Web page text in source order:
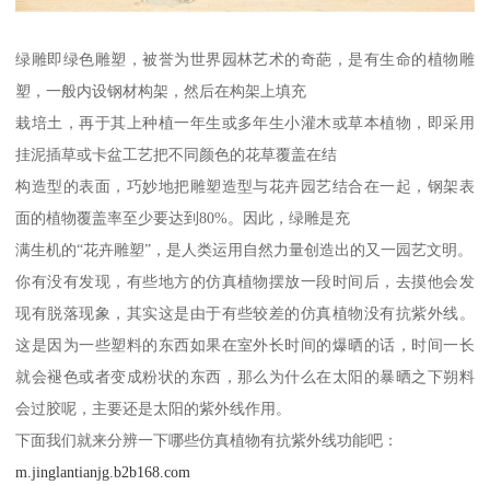
绿雕即绿色雕塑，被誉为世界园林艺术的奇葩，是有生命的植物雕
塑，一般内设钢材构架，然后在构架上填充
栽培土，再于其上种植一年生或多年生小灌木或草本植物，即采用
挂泥插草或卡盆工艺把不同颜色的花草覆盖在结
构造型的表面，巧妙地把雕塑造型与花卉园艺结合在一起，钢架表
面的植物覆盖率至少要达到80%。因此，绿雕是充
满生机的“花卉雕塑”，是人类运用自然力量创造出的又一园艺文明。
你有没有发现，有些地方的仿真植物摆放一段时间后，去摸他会发
现有脱落现象，其实这是由于有些较差的仿真植物没有抗紫外线。
这是因为一些塑料的东西如果在室外长时间的爆晒的话，时间一长
就会褪色或者变成粉状的东西，那么为什么在太阳的暴晒之下朔料
会过胶呢，主要还是太阳的紫外线作用。
下面我们就来分辨一下哪些仿真植物有抗紫外线功能吧：
m.jinglantianjg.b2b168.com